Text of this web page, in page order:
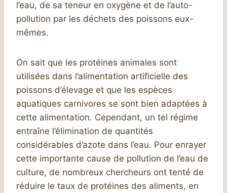
l’eau, de sa teneur en oxygène et de l’auto-
pollution par les déchets des poissons eux-
mêmes.
On sait que les protéines animales sont
utilisées dans l’alimentation artificielle des
poissons d’élevage et que les espèces
aquatiques carnivores se sont bien adaptées à
cette alimentation. Cependant, un tel régime
entraîne l’élimination de quantités
considérables d’azote dans l’eau. Pour enrayer
cette importante cause de pollution de l’eau de
culture, de nombreux chercheurs ont tenté de
réduire le taux de protéines des aliments, en